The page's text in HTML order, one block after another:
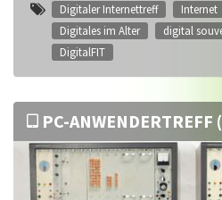
Digitaler Internettreff Internet
Digitales im Alter
digital
DigitalFIT
PC-ANWENDERTREFF